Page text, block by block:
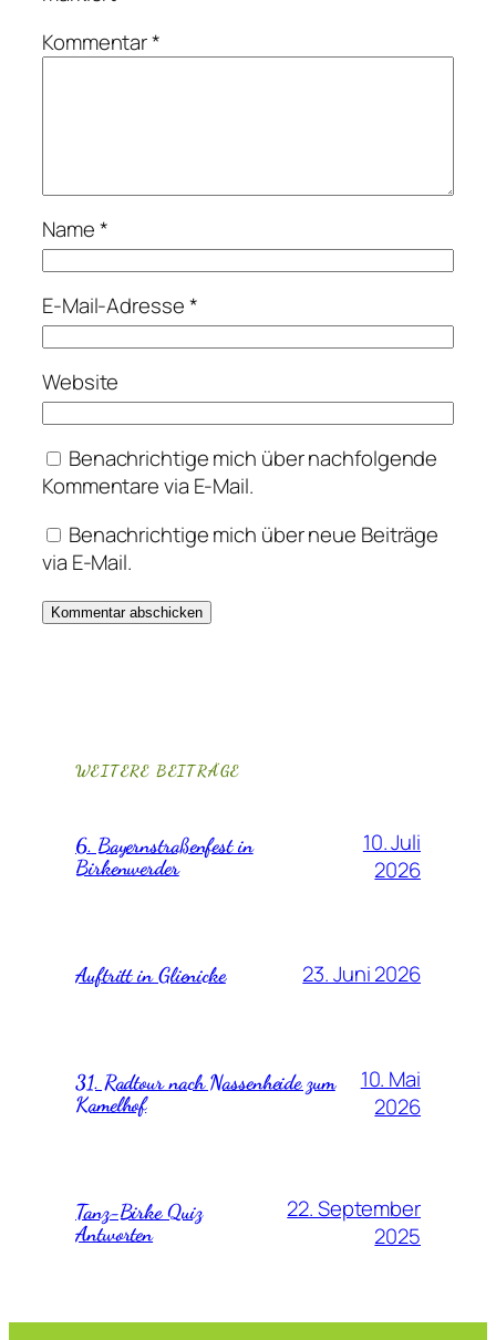
Kommentar*
Name*
E-Mail-Adresse*
Website
Benachrichtige mich über nachfolgende
Kommentare via E-Mail.
Benachrichtige mich über neue Beiträge
via E-Mail.
WEITERE BEITRÄGE
6. Bayernstraßenfest in
Birkenwerder
10. Juli
2026
Auftritt in Glienicke 23. Juni 2026
31. Radtour nach Nassenheide zum
Kamelhof
10. Mai
2026
Tanz-Birke Quiz
Antworten
22. September
2025